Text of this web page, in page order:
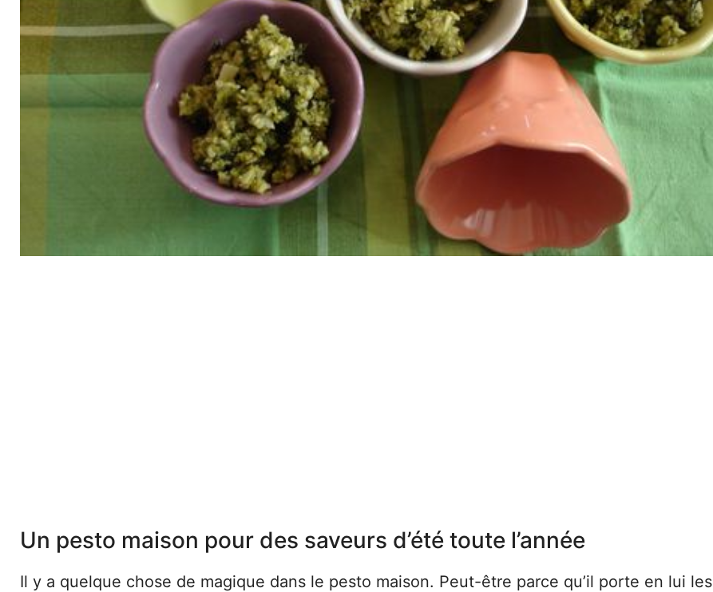
Un pesto maison pour des saveurs d’été toute l’année
Il y a quelque chose de magique dans le pesto maison. Peut-être parce qu’il porte en lui les